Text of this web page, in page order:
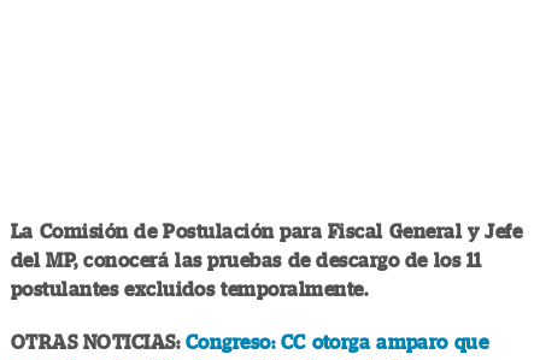
La Comisión de Postulación para Fiscal General y Jefe
del MP, conocerá las pruebas de descargo de los 11
postulantes excluidos temporalmente.
OTRAS NOTICIAS: Congreso: CC otorga amparo que